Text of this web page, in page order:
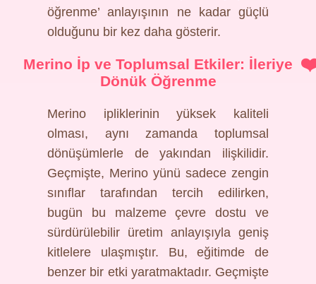
öğrenme’ anlayışının ne kadar güçlü
olduğunu bir kez daha gösterir.
Merino İp ve Toplumsal Etkiler: İleriye
Dönük Öğrenme
Merino ipliklerinin yüksek kaliteli
olması, aynı zamanda toplumsal
dönüşümlerle de yakından ilişkilidir.
Geçmişte, Merino yünü sadece zengin
sınıflar tarafından tercih edilirken,
bugün bu malzeme çevre dostu ve
sürdürülebilir üretim anlayışıyla geniş
kitlelere ulaşmıştır. Bu, eğitimde de
benzer bir etki yaratmaktadır. Geçmişte